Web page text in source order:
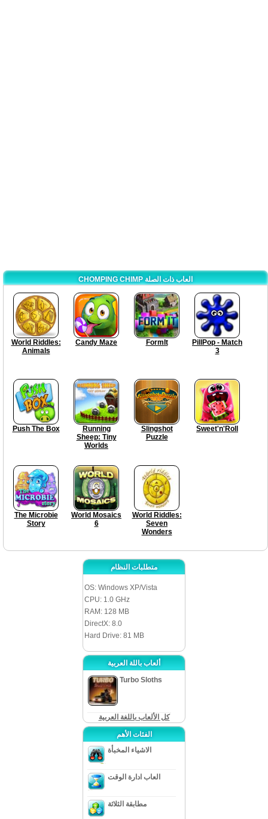
CHOMPING CHIMP العاب ذات الصلة
World Riddles:
Animals
Candy Maze FormIt
PillPop - Match
3
Push The Box
Running
Sheep: Tiny
Worlds
Slingshot
Puzzle
Sweet'n'Roll
The Microbie
Story
World Mosaics
6
World Riddles:
Seven
Wonders
متطلبات النظام
OS: Windows XP/Vista
CPU: 1.0 GHz
RAM: 128 MB
DirectX: 8.0
Hard Drive: 81 MB
ألعاب باللة العربية
Turbo Sloths
كل الألعاب باللغة العربية
الفئات الأهم
الاشياء المخبأة
العاب ادارة الوقت
مطابقة الثلاثة